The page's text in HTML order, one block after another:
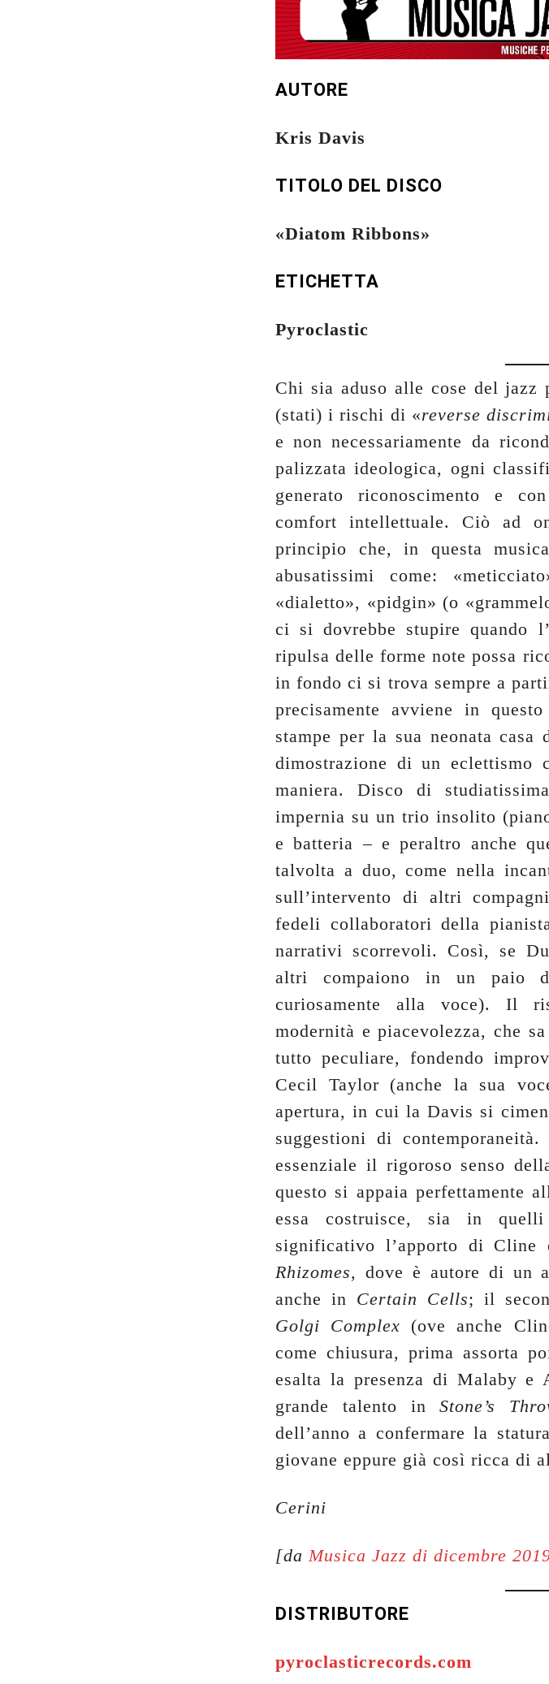
AUTORE
Kris Davis
TITOLO DEL DISCO
«Diatom Ribbons»
ETICHETTA
Pyroclastic
Chi sia aduso alle cose del jazz
(stati) i rischi di «reverse
e non necessariamente da
palizzata ideologica, ogni
generato riconoscimento e
comfort intellettuale. Ciò ad
principio che, in questa
abusatissimi come:
«dialetto», «pidgin» (o
ci si dovrebbe stupire quando
ripulsa delle forme note possa
in fondo ci si trova sempre a
precisamente avviene in
stampe per la sua neonata casa
dimostrazione di un eclettismo
maniera. Disco di
impernia su un trio insolito
e batteria – e peraltro anche
talvolta a duo, come nella
sull’intervento di altri
fedeli collaboratori della
narrativi scorrevoli. Così, se
altri compaiono in un paio
curiosamente alla voce). Il
modernità e piacevolezza, che
tutto peculiare, fondendo
Cecil Taylor (anche la sua
apertura, in cui la Davis si
suggestioni di
essenziale il rigoroso senso
questo si appaia perfettamente
essa costruisce, sia in
significativo l’apporto di Cline
Rhizomes, dove è autore di un
anche in Certain Cells; il
Golgi Complex (ove anche
come chiusura, prima assorta
esalta la presenza di Malaby e
grande talento inStone’s
dell’anno a confermare la
giovane eppure già così ricca di
Cerini
[daMusica Jazz di dicembre
DISTRIBUTORE
pyroclasticrecords.com